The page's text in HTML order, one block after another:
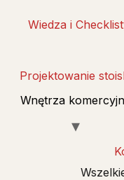
Wiedza i
Projektowanie
Wnętrza